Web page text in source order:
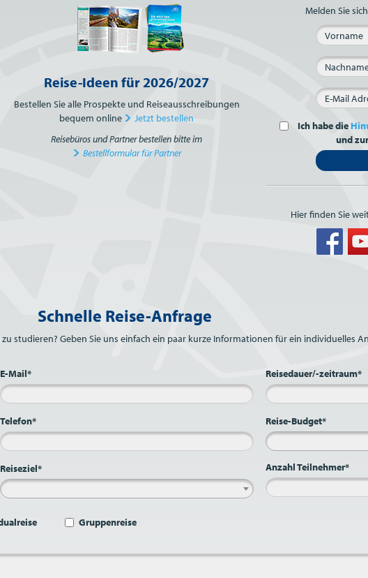
Reise-Ideen für 2026/2027
Bestellen Sie alle Prospekte und Reiseausschreibungen
bequem online
Jetzt bestellen
Reisebüros und Partner bestellen bitte im
Bestellformular für Partner
Melden Sie
Ich habe die
und
Hier finden Sie
Schnelle Reise-Anfrage
studieren? Geben Sie uns einfach ein paar kurze Informationen für ein individuelles
E-Mail*
Telefon*
Reiseziel*
Reisedauer/-zeitraum*
Reise-Budget*
Anzahl Teilnehmer*
Gruppenreise